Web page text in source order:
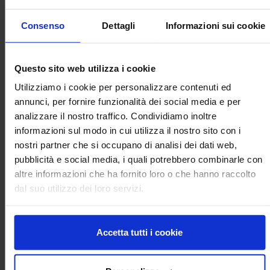
Consenso Dettagli Informazioni sui cookie
Questo sito web utilizza i cookie
Utilizziamo i cookie per personalizzare contenuti ed
annunci, per fornire funzionalità dei social media e per
analizzare il nostro traffico. Condividiamo inoltre
informazioni sul modo in cui utilizza il nostro sito con i
nostri partner che si occupano di analisi dei dati web,
pubblicità e social media, i quali potrebbero combinarle con
altre informazioni che ha fornito loro o che hanno raccolto
dal suo utilizzo dei loro servizi.
Accetta tutti i cookie
• Qualità del latte e del formaggio ottenuti in sistemi
alimentazione.
• Miglioramento della qualità nutrizionale e dell’immagine
salutistica del latte e dei formaggi per i suoi contenuti in
molecole ad azione prebiotica e protettiva
• Innovazioni di processo per ridurre gli scarti e aumentare la
conservabilità dei prodotti mantenendo la sicurezza igienica
e le qualità nutrizionale e sensoriale
flora mediterranea come coagulanti
• Benessere animale e salute dei consumatori: impiego di
"fitoestratti", in alternativa ai farmaci convenzionali per la
lotta alle parassitosi ovine e caprine, e caratteristiche